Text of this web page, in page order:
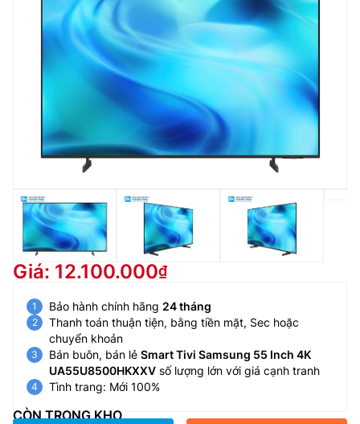
Giá: 12.100.000
Bảo hành chính hãng 24 tháng
Thanh toán thuận tiện, bằng tiền mặt, Sec hoặc
chuyển khoản
Bán buôn, bán lẻ Smart Tivi Samsung 55 Inch 4K
UA55U8500HKXXV số lượng lớn với giá cạnh tranh
Tình trang: Mới 100%
CÒN TRONG KHO